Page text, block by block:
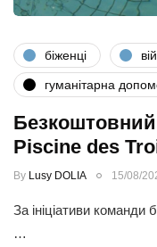
біженці
гуманітарна
Безкоштовний
Piscine des
By Lusy DOLIA 15/08/
За ініціативи
…